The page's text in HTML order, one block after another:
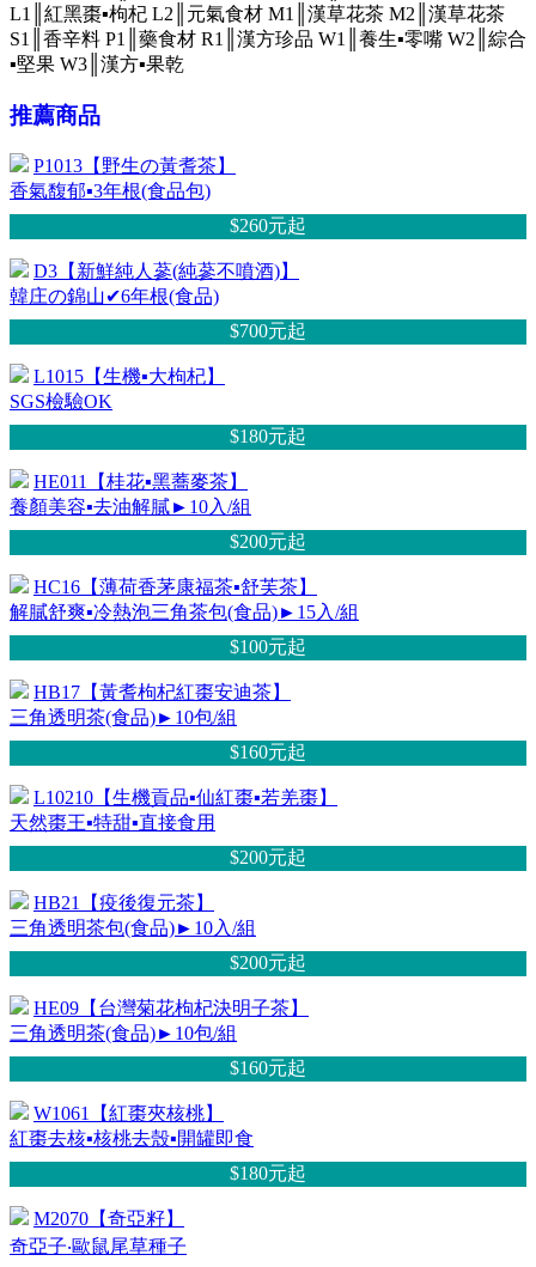
L1║紅黑棗▪枸杞 L2║元氣食材 M1║漢草花茶 M2║漢草花茶
S1║香辛料 P1║藥食材 R1║漢方珍品 W1║養生▪零嘴 W2║綜合
▪堅果 W3║漢方▪果乾
推薦商品
P1013【野生の黃耆茶】
香氣馥郁▪3年根(食品包)
$260元起
D3【新鮮純人蔘(純蔘不噴酒)】
韓庄の錦山✔6年根(食品)
$700元起
L1015【生機▪大枸杞】
SGS檢驗OK
$180元起
HE011【桂花▪黑蕎麥茶】
養顏美容▪去油解膩►10入/組
$200元起
HC16【薄荷香茅康福茶▪舒芙茶】
解膩舒爽▪冷熱泡三角茶包(食品)►15入/組
$100元起
HB17【黃耆枸杞紅棗安迪茶】
三角透明茶(食品)►10包/組
$160元起
L10210【生機貢品▪仙紅棗▪若羌棗】
天然棗王▪特甜▪直接食用
$200元起
HB21【疫後復元茶】
三角透明茶包(食品)►10入/組
$200元起
HE09【台灣菊花枸杞決明子茶】
三角透明茶(食品)►10包/組
$160元起
W1061【紅棗夾核桃】
紅棗去核▪核桃去殼▪開罐即食
$180元起
M2070【奇亞籽】
奇亞子‧歐鼠尾草種子